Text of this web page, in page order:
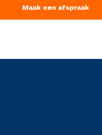
Maak een afspraak